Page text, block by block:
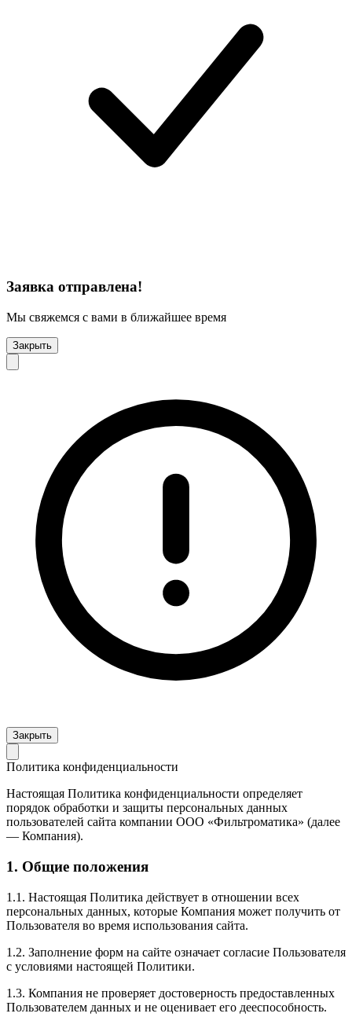
Заявка отправлена!
Мы свяжемся с вами в ближайшее время
Закрыть
Закрыть
Политика конфиденциальности
Настоящая Политика конфиденциальности определяет
порядок обработки и защиты персональных данных
пользователей сайта компании ООО «Фильтроматика» (далее
— Компания).
1. Общие положения
1.1. Настоящая Политика действует в отношении всех
персональных данных, которые Компания может получить от
Пользователя во время использования сайта.
1.2. Заполнение форм на сайте означает согласие Пользователя
с условиями настоящей Политики.
1.3. Компания не проверяет достоверность предоставленных
Пользователем данных и не оценивает его дееспособность.